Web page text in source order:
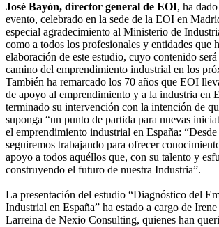
José Bayón, director general de EOI, ha
evento, celebrado en la sede de la EOI en
especial agradecimiento al Ministerio de
como a todos los profesionales y entidades que
elaboración de este estudio, cuyo contenido
camino del emprendimiento industrial en los
También ha remarcado los 70 años que EOI
de apoyo al emprendimiento y a la industria en
terminado su intervención con la intención de
suponga “un punto de partida para nuevas
el emprendimiento industrial en España:
seguiremos trabajando para ofrecer
apoyo a todos aquéllos que, con su talento y
construyendo el futuro de nuestra Industria”.
La presentación del estudio “Diagnóstico del
Industrial en España” ha estado a cargo de
Larreina de Nexio Consulting, quienes han